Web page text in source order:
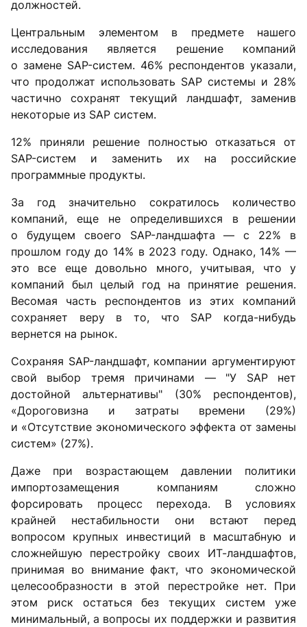
должностей.
Центральным элементом в предмете нашего
исследования является решение компаний
о замене SAP-систем. 46% респондентов указали,
что продолжат использовать SAP системы и 28%
частично сохранят текущий ландшафт, заменив
некоторые из SAP систем.
12% приняли решение полностью отказаться от
SAP-систем и заменить их на российские
программные продукты.
За год значительно сократилось количество
компаний, еще не определившихся в решении
о будущем своего SAP-ландшафта — с 22% в
прошлом году до 14% в 2023 году. Однако, 14% —
это все еще довольно много, учитывая, что у
компаний был целый год на принятие решения.
Весомая часть респондентов из этих компаний
сохраняет веру в то, что SAP когда-нибудь
вернется на рынок.
Сохраняя SAP-ландшафт, компании аргументируют
свой выбор тремя причинами — "У SAP нет
достойной альтернативы" (30% респондентов),
«Дороговизна и затраты времени (29%)
и «Отсутствие экономического эффекта от замены
систем» (27%).
Даже при возрастающем давлении политики
импортозамещения компаниям сложно
форсировать процесс перехода. В условиях
крайней нестабильности они встают перед
вопросом крупных инвестиций в масштабную и
сложнейшую перестройку своих ИТ-ландшафтов,
принимая во внимание факт, что экономической
целесообразности в этой перестройке нет. При
этом риск остаться без текущих систем уже
минимальный, а вопросы их поддержки и развития